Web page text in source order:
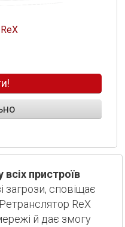
пристроїв
загрози, сповіщає
ReX
й дає змогу